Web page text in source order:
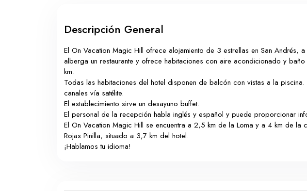
Descripción General
El On Vacation Magic Hill ofrece alojamiento de 3 estrellas en San
alberga un restaurante y ofrece habitaciones con aire acondicionado y
km.
Todas las habitaciones del hotel disponen de balcón con vistas a la
canales vía satélite.
El establecimiento sirve un desayuno buffet.
El personal de la recepción habla inglés y español y puede proporcionar
El On Vacation Magic Hill se encuentra a 2,5 km de la Loma y a 4 km de
Rojas Pinilla, situado a 3,7 km del hotel.
¡Hablamos tu idioma!